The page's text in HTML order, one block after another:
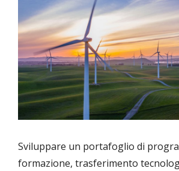
Sviluppare un portafoglio di
formazione, trasferimento